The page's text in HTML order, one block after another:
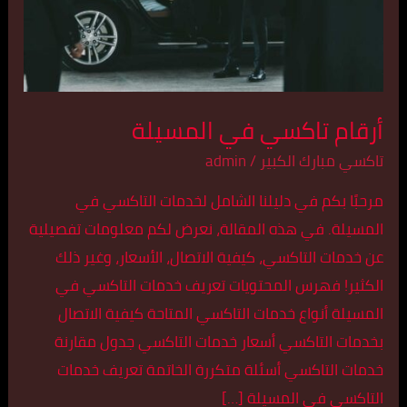
أرقام تاكسي في المسيلة
تاكسي مبارك الكبير/
admin
مرحبًا بكم في دليلنا الشامل لخدمات التاكسي في
المسيلة. في هذه المقالة، نعرض لكم معلومات تفصيلية
عن خدمات التاكسي، كيفية الاتصال، الأسعار، وغير ذلك
الكثير! فهرس المحتويات تعريف خدمات التاكسي في
المسيلة أنواع خدمات التاكسي المتاحة كيفية الاتصال
بخدمات التاكسي أسعار خدمات التاكسي جدول مقارنة
خدمات التاكسي أسئلة متكررة الخاتمة تعريف خدمات
التاكسي في المسيلة […]